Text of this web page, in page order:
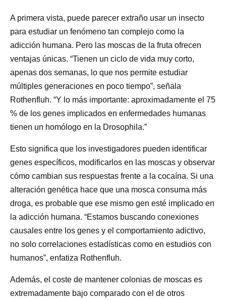
A primera vista, puede parecer extraño usar un insecto
para estudiar un fenómeno tan complejo como la
adicción humana. Pero las moscas de la fruta ofrecen
ventajas únicas. “Tienen un ciclo de vida muy corto,
apenas dos semanas, lo que nos permite estudiar
múltiples generaciones en poco tiempo”, señala
Rothenfluh. “Y lo más importante: aproximadamente el 75
% de los genes implicados en enfermedades humanas
tienen un homólogo en la Drosophila.”
Esto significa que los investigadores pueden identificar
genes específicos, modificarlos en las moscas y observar
cómo cambian sus respuestas frente a la cocaína. Si una
alteración genética hace que una mosca consuma más
droga, es probable que ese mismo gen esté implicado en
la adicción humana. “Estamos buscando conexiones
causales entre los genes y el comportamiento adictivo,
no solo correlaciones estadísticas como en estudios con
humanos”, enfatiza Rothenfluh.
Además, el coste de mantener colonias de moscas es
extremadamente bajo comparado con el de otros